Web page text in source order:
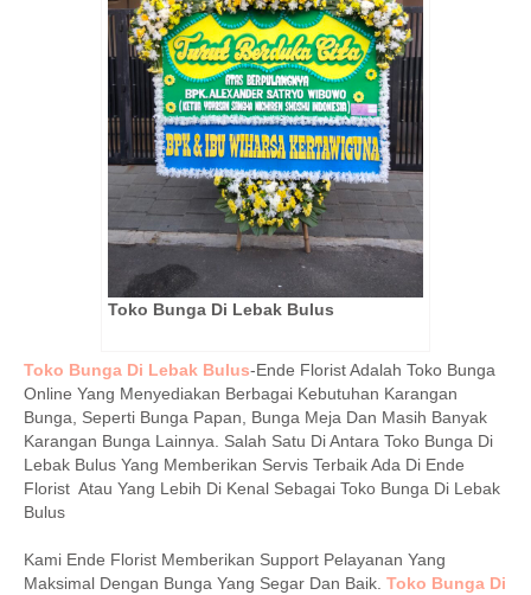
Toko Bunga Di Lebak Bulus
Toko Bunga Di Lebak Bulus-Ende Florist Adalah Toko Bunga
Online Yang Menyediakan Berbagai Kebutuhan Karangan
Bunga, Seperti Bunga Papan, Bunga Meja Dan Masih Banyak
Karangan Bunga Lainnya. Salah Satu Di Antara Toko Bunga Di
Lebak Bulus Yang Memberikan Servis Terbaik Ada Di Ende
Florist Atau Yang Lebih Di Kenal Sebagai Toko Bunga Di Lebak
Bulus
Kami Ende Florist Memberikan Support Pelayanan Yang
Maksimal Dengan Bunga Yang Segar Dan Baik. Toko Bunga Di